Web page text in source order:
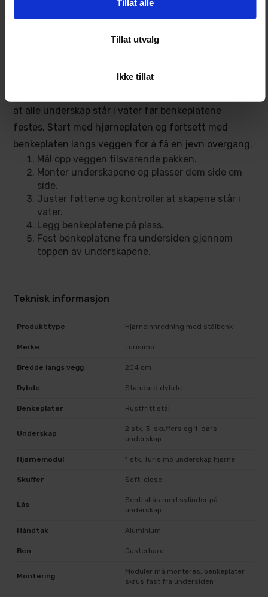
Tillat alle
Tillat utvalg
Ikke tillat
Plasser hjørneunderskapet i hjørnet og monter de to
at alle underskap står i vater før benkeplatene
festes. Start med hjørneplaten og fortsett med
benkeplaten langs veggen for å få en jevn overgang.
Mål opp veggen tilsvarende pakken.
Monter underskapene og plasser dem side om
side.
Juster føttene og kontroller at skapene står i
vater.
Legg benkeplatene på plass.
Fest benkeplatene fra undersiden gjennom
toppen av underskapene.
Teknisk informasjon
Produkttype Hjørneinnredning med stålbenk
Merke Turisimo
Bredde langs vegg 204 cm
Dybde Standard dybde
Benkeplater Rustfritt stål
Underskap
2 stk. 3-skuffers og 1-dørs
underskap
Hjørnemodul 1 stk. Turisimo underskap hjørne
Skuffer Soft-close
Lås
Sentrallås med sylinder på
underskap
Håndtak Aluminium
Ben Justerbare
Montering
Moduler må monteres, benkeplater
skrus fast fra undersiden